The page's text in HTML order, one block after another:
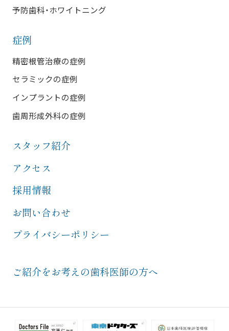
予防歯科・ホワイトニング
症例
精密根管治療の症例
セラミックの症例
インプラントの症例
歯周形成外科の症例
スタッフ紹介
アクセス
採用情報
お問い合わせ
プライバシーポリシー
ご紹介をお考えの歯科医師の方へ